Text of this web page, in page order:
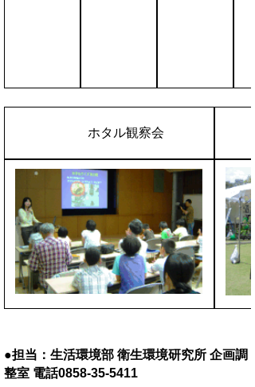
ホタル観察会
●担当：生活環境部 衛生環境研究所 企画調
整室 電話0858-35-5411